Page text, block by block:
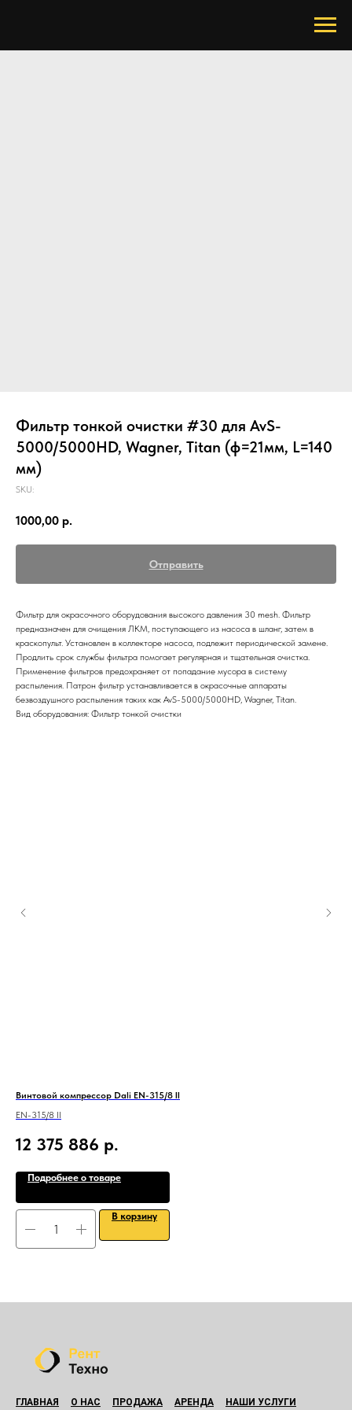
Фильтр тонкой очистки #30 для AvS-
5000/5000HD, Wagner, Titan (ф=21мм, L=140
мм)
SKU:
1000,00 р.
Отправить
Фильтр для окрасочного оборудования высокого давления 30 mesh. Фильтр
предназначен для очищения ЛКМ, поступающего из насоса в шланг, затем в
краскопульт. Установлен в коллекторе насоса, подлежит периодической замене.
Продлить срок службы фильтра помогает регулярная и тщательная очистка.
Применение фильтров предохраняет от попадание мусора в систему
распыления. Патрон фильтр устанавливается в окрасочные аппараты
безвоздушного распыления таких как AvS-5000/5000HD, Wagner, Titan.
Вид оборудования: Фильтр тонкой очистки
Винтовой компрессор Dali EN-315/8 II
EN-315/8 II
12 375 886 р.
Подробнее о товаре
В корзину
ГЛАВНАЯ О НАС ПРОДАЖА АРЕНДА НАШИ УСЛУГИ